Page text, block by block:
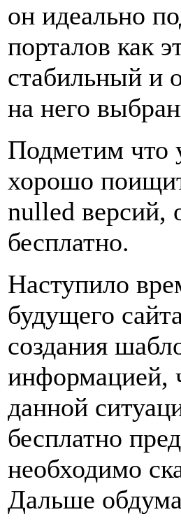
он идеально
порталов как
стабильный и
на него
Подметим что
хорошо
nulled версий,
бесплатно.
Наступило
будущего
создания
информацией,
данной
бесплатно
необходимо
Дальше